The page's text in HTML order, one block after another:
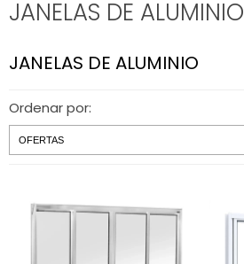
JANELAS DE ALUMINIO
JANELAS DE ALUMINIO
Ordenar por: